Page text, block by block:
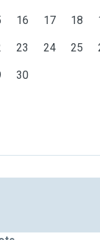
16 17 18
23 24 25
30